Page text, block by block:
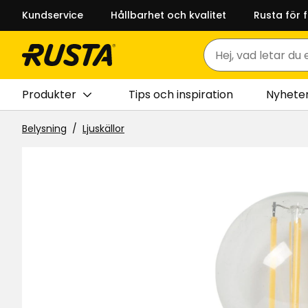
Kundservice Hållbarhet och kvalitet Rusta för
Sök
Produkter Tips och inspiration
Belysning Ljuskällor